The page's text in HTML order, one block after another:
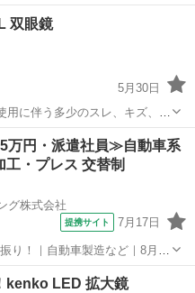
的にまだ使えるものをリユー
リユース
双眼鏡
5月30日
は現地でご確認ください ・お
す ※中古品のため、状態...
FOCAL
万円・派遣社員≫自動車系
・プレス 交替制
グ株式会社
提携サイト 7月17日
り！｜自動車製造など｜8月入
は時給2,050円！さらに長く働
kenko LED 拡大鏡